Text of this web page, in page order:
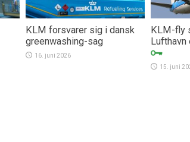
KLM forsvarer sig i dansk
greenwashing-sag
16. juni 2026
KLM-fly
Lufthavn
15. juni